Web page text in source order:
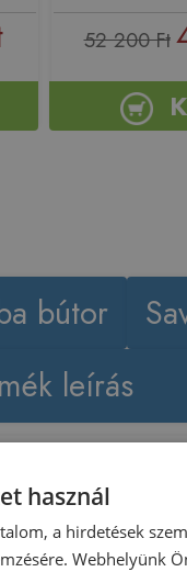
52 200 Ft
bútor
leírás
használ
a hirdetések
Webhelyünk